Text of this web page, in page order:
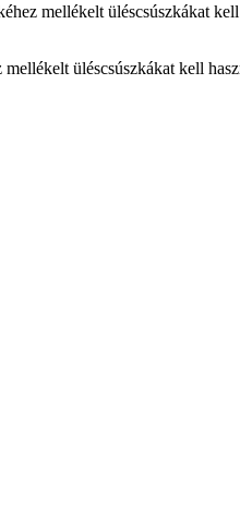
mellékelt üléscsúszkákat
üléscsúszkákat kell